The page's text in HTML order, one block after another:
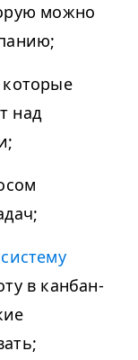
можно
над
систему
в канбан-